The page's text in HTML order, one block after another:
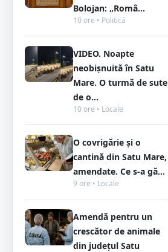
Bolojan: „Româ...
10 ore • Politică
VIDEO. Noapte
neobișnuită în Satu
Mare. O turmă de sute
de o...
10 ore • Locale
O covrigărie și o
cantină din Satu Mare,
amendate. Ce s-a gă...
9 ore • Locale
Amendă pentru un
crescător de animale
din județul Satu